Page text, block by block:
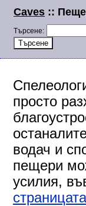
Caves ::
Търсене:
просто
водач и
пещери
усилия,